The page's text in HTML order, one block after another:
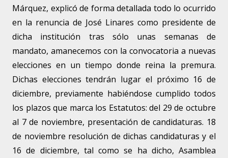
Márquez, explicó de forma detallada todo lo ocurrido
en la renuncia de José Linares como presidente de
dicha institución tras sólo unas semanas de
mandato, amanecemos con la convocatoria a nuevas
elecciones en un tiempo donde reina la premura.
Dichas elecciones tendrán lugar el próximo 16 de
diciembre, previamente habiéndose cumplido todos
los plazos que marca los Estatutos: del 29 de octubre
al 7 de noviembre, presentación de candidaturas. 18
de noviembre resolución de dichas candidaturas y el
16 de diciembre, tal como se ha dicho, Asamblea